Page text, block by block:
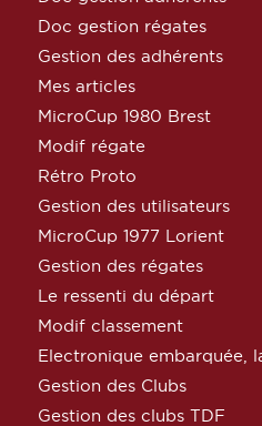
Doc gestion régates
Gestion des adhérents
Mes articles
MicroCup 1980 Brest
Modif régate
Rétro Proto
Gestion des utilisateurs
MicroCup 1977 Lorient
Gestion des régates
Le ressenti du départ
Modif classement
Electronique embarquée,
Gestion des Clubs
Gestion des clubs TDF